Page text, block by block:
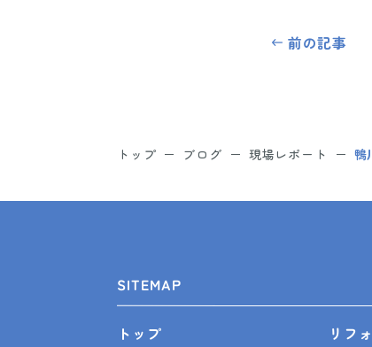
前の記事
トップ ブログ 現場レポート 鴨
SITEMAP
トップ リフ